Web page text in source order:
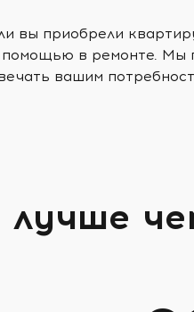
вы приобрели
помощью в ремонте. Мы
вашим